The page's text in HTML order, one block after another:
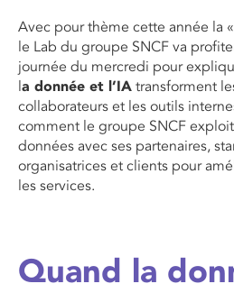
Avec pour thème cette année la «
le Lab du groupe SNCF va
journée du mercredi pour
la donnée et l’IA transforment
collaborateurs et les outils
comment le groupe SNCF
données avec ses partenaires,
organisatrices et clients pour
les services.
Quand la